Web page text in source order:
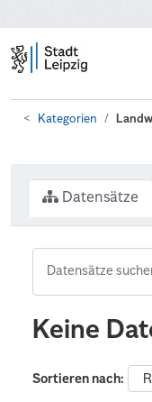
Kategorien
Datensätze
Keine
Sortieren nach